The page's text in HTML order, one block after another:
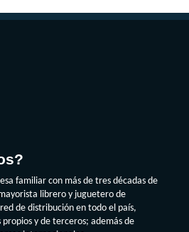
familiar con más de tres décadas de
librero y juguetero de
de distribución en todo el país,
y de terceros; además de